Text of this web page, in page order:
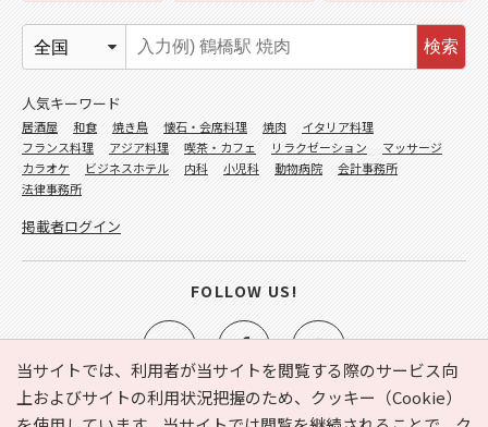
当サイトでは、利用者が当サイトを閲覧する際のサービス向
上およびサイトの利用状況把握のため、クッキー（Cookie）
検索
人気キーワード
居酒屋 和食 焼き鳥 懐石・会席料理 焼肉
イタリア料理
フランス料理
アジア料理 喫茶・カフェ リラクゼーション
マッサージ
カラオケ
ビジネスホテル 内科 小児科 動物病院
会計事務所
法律事務所
掲載者ログイン
FOLLOW US!